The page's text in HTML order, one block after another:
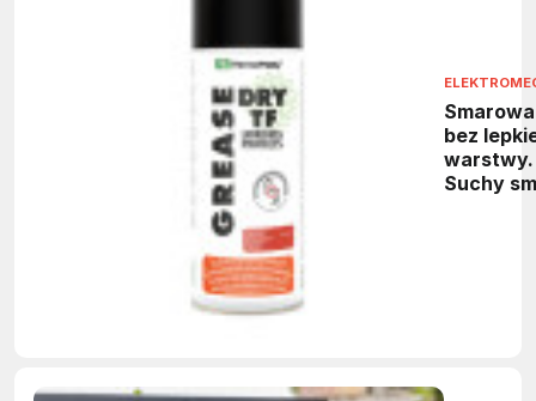
bez
warstwy.
Suchy